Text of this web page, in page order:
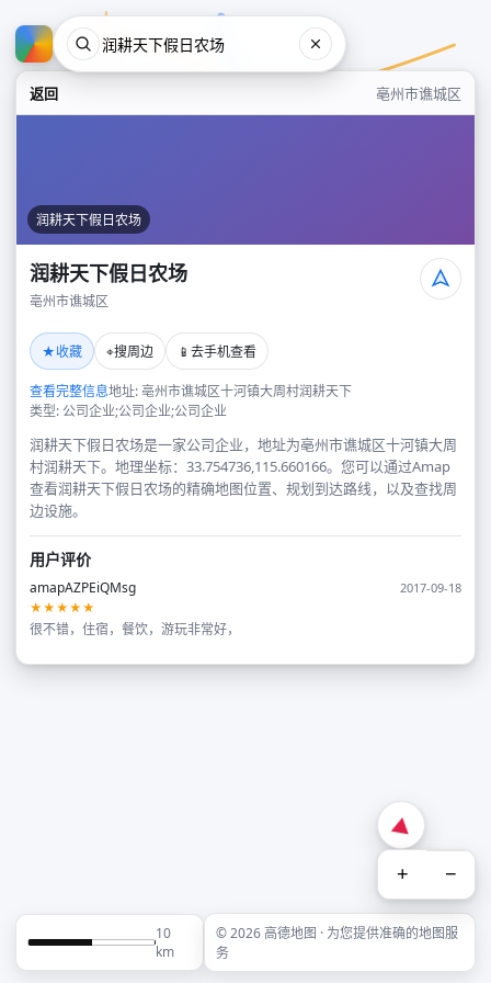
返回 亳州市谯城区
润耕天下假日农场
润耕天下假日农场
亳州市谯城区
★收藏 ⌖搜周边 📱 去手机查看
查看完整信息地址: 亳州市谯城区十河镇大周村润耕天下
类型: 公司企业;公司企业;公司企业
润耕天下假日农场是一家公司企业，地址为亳州市谯城区十河镇大周
村润耕天下。地理坐标：33.754736,115.660166。您可以通过Amap
查看润耕天下假日农场的精确地图位置、规划到达路线，以及查找周
边设施。
用户评价
amapAZPEiQMsg
2017-09-18
★★★★★
很不错，住宿，餐饮，游玩非常好，
+ −
10
km
© 2026 高德地图 · 为您提供准确的地图服
务